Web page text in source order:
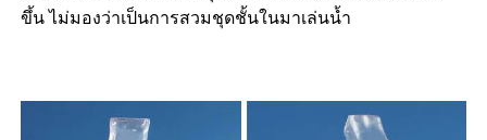
ขึ้น ไม่มองว่าเป็นการสวมชุดชั้นในมาเล่นน้ำ